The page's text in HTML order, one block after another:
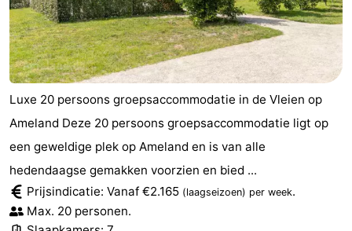
Luxe 20 persoons groepsaccommodatie in de Vleien op
Ameland Deze 20 persoons groepsaccommodatie ligt op
een geweldige plek op Ameland en is van alle
hedendaagse gemakken voorzien en bied ...
Prijsindicatie: Vanaf €2.165 (laagseizoen) per week.
Max. 20 personen.